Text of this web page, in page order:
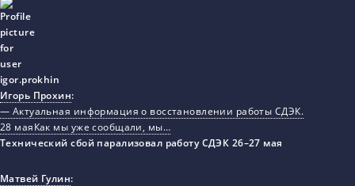
Игорь Прохин:
— Актуальная информация о восстановлении работы СДЭК.
28 маяКак мы уже сообщали, мы…
Технический сбой парализовал работу СДЭК 26–27 мая
Матвей Гулин: